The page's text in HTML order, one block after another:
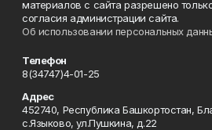
материалов с сайта разрешено
согласия администрации сайта.
Об использовании персональных
Телефон
8(34747)4-01-25
Адрес
452740, Республика Башкортостан,
с.Языково, ул.Пушкина, д.22